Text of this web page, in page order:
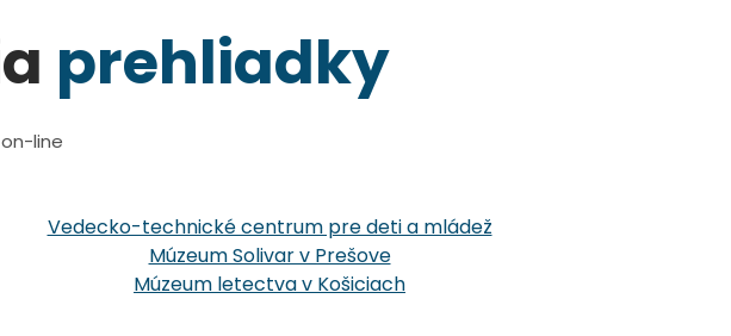
prehliadky
line
Vedecko-technické centrum pre deti a mládež
Múzeum Solivar v Prešove
Múzeum letectva v Košiciach